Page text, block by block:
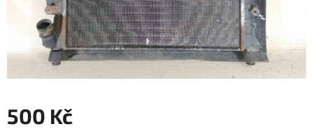
500 Kč